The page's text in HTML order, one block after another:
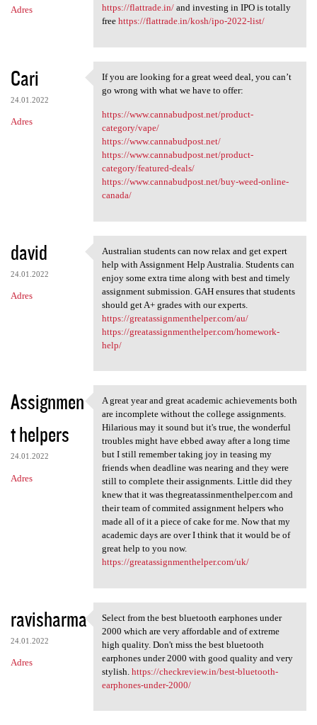
Adres
https://flattrade.in/and investing in IPO is totally
free https://flattrade.in/kosh/ipo-2022-list/
Cari
24.01.2022
Adres
If you are looking for a
If you are looking for a great weed deal, you can’t
go wrong with what we have to offer:
https://www.cannabudpost.net/product-
category/vape/
https://www.cannabudpost.net/
https://www.cannabudpost.net/product-
category/featured-deals/
https://www.cannabudpost.net/buy-weed-online-
canada/
david
24.01.2022
Adres
Australian students can now
Australian students can now relax and get expert
help with Assignment Help Australia. Students can
enjoy some extra time along with best and timely
assignment submission. GAH ensures that students
should get A+ grades with our experts.
https://greatassignmenthelper.com/au/
https://greatassignmenthelper.com/homework-
help/
Assignmen
t helpers
24.01.2022
Adres
A great year and great
A great year and great academic achievements both
are incomplete without the college assignments.
Hilarious may it sound but it's true, the wonderful
troubles might have ebbed away after a long time
but I still remember taking joy in teasing my
friends when deadline was nearing and they were
still to complete their assignments. Little did they
knew that it was thegreatassinmenthelper.com and
their team of commited assignment helpers who
made all of it a piece of cake for me. Now that my
academic days are over I think that it would be of
great help to you now.
https://greatassignmenthelper.com/uk/
ravisharma
24.01.2022
Adres
Select from the best
Select from the best bluetooth earphones under
2000 which are very affordable and of extreme
high quality. Don't miss the best bluetooth
earphones under 2000 with good quality and very
stylish. https://checkreview.in/best-bluetooth-
earphones-under-2000/